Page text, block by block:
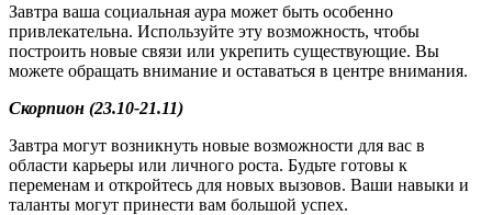
Завтра ваша социальная аура может быть особенно
привлекательна. Используйте эту возможность, чтобы
построить новые связи или укрепить существующие. Вы
можете обращать внимание и оставаться в центре внимания.
Скорпион (23.10-21.11)
Завтра могут возникнуть новые возможности для вас в
области карьеры или личного роста. Будьте готовы к
переменам и откройтесь для новых вызовов. Ваши навыки и
таланты могут принести вам большой успех.